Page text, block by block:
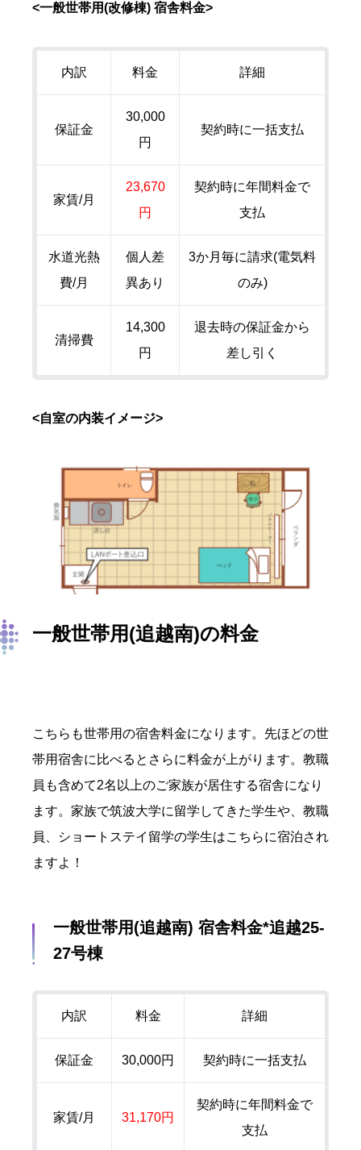
<一般世帯用(改修棟) 宿舎料金>
内訳 料金 詳細
保証金
30,000
円
契約時に一括支払
家賃/月
23,670
円
契約時に年間料金で
支払
水道光熱
費/月
個人差
異あり
3か月毎に請求(電気料
のみ)
清掃費
14,300
円
退去時の保証金から
差し引く
<自室の内装イメージ>
一般世帯用(追越南)の料金
こちらも世帯用の宿舎料金になります。先ほどの世
帯用宿舎に比べるとさらに料金が上がります。教職
員も含めて2名以上のご家族が居住する宿舎になり
ます。家族で筑波大学に留学してきた学生や、教職
員、ショートステイ留学の学生はこちらに宿泊され
ますよ！
一般世帯用(追越南) 宿舎料金*追越25-
27号棟
内訳 料金 詳細
保証金 30,000円 契約時に一括支払
家賃/月 31,170円
契約時に年間料金で
支払